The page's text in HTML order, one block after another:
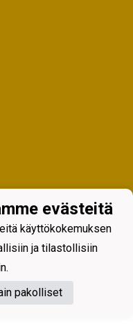
evästeitä
käyttökokemuksen
ja tilastollisiin
pakolliset